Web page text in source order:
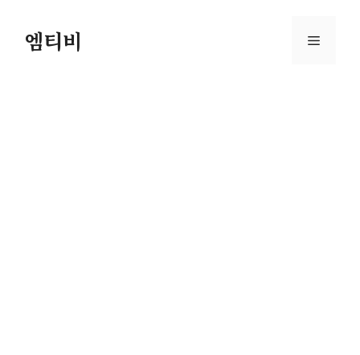
엠티비 메